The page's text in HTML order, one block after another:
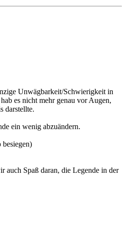
Unwägbarkeit/Schwierigkeit in
es nicht mehr genau vor Augen,
darstellte.
ein wenig abzuändern.
besiegen)
auch Spaß daran, die Legende in der